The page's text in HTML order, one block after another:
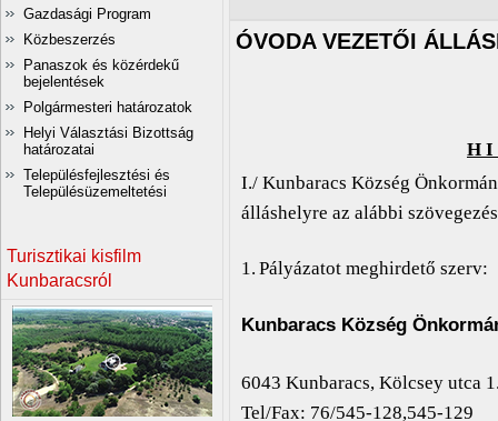
Gazdasági Program
Közbeszerzés
Panaszok és közérdekű
bejelentések
Polgármesteri határozatok
Helyi Választási Bizottság
határozatai
Településfejlesztési és
Településüzemeltetési
Turisztikai kisfilm
Kunbaracsról
ÓVODA VEZETŐI
H I
I./ Kunbaracs Község
álláshelyre az alábbi
1. Pályázatot meghirdető szerv:
Kunbaracs Község
6043 Kunbaracs, Kölcsey utca
Tel/Fax: 76/545-128,545-129